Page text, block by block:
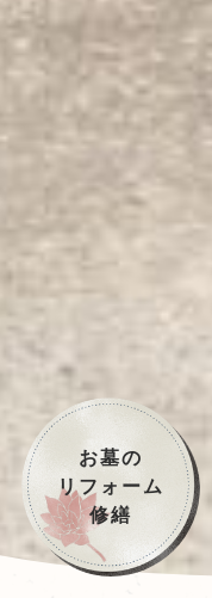
お墓の
リフォーム
修繕